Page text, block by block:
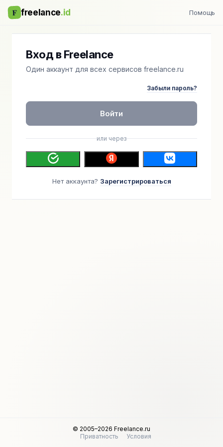
F freelance.id Помощь
Вход в Freelance
Один аккаунт для всех сервисов freelance.ru
Забыли пароль?
Войти
или через
Нет аккаунта? Зарегистрироваться
© 2005–2026 Freelance.ru
Приватность
Условия